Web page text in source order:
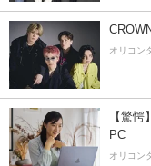
オリコン
【驚
PC
オリコン